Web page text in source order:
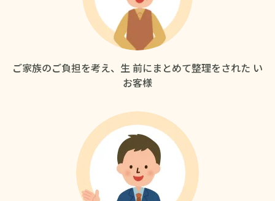
ご家族のご負担を考え、生前にまとめて整理をされた い
お客様